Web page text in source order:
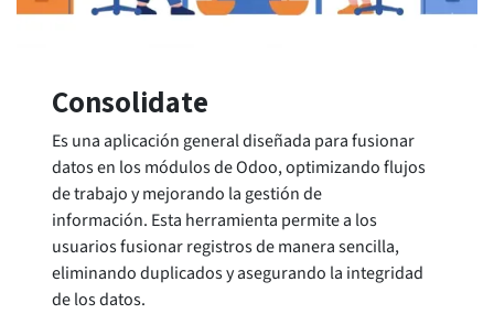
Consolidate
Es una aplicación general diseñada para fusionar
datos en los módulos de Odoo, optimizando flujos
de trabajo y mejorando la gestión de
información. Esta herramienta permite a los
usuarios fusionar registros de manera sencilla,
eliminando duplicados y asegurando la integridad
de los datos.